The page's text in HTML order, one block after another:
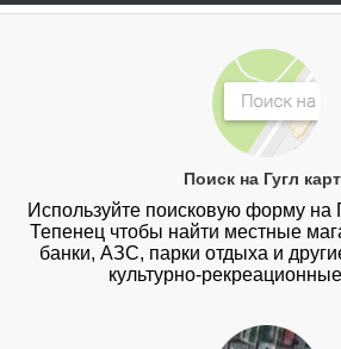
Поиск на Гугл
Используйте поисковую форму на
Тепенец чтобы найти местные
банки, АЗС, парки отдыха и
культурно-